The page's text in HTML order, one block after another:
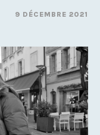
9 DÉCEMBRE 2021